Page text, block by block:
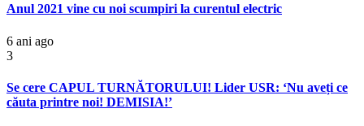
Anul 2021 vine cu noi scumpiri la curentul electric
6 ani ago
3
Se cere CAPUL TURNĂTORULUI! Lider USR: ‘Nu aveți ce
căuta printre noi! DEMISIA!’